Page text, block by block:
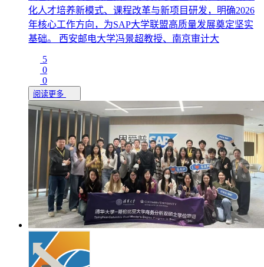
化人才培养新模式、课程改革与新项目研发，明确2026
年核心工作方向，为SAP大学联盟高质量发展奠定坚实
基础。 西安邮电大学冯景超教授、南京审计大
5
0
0
阅读更多